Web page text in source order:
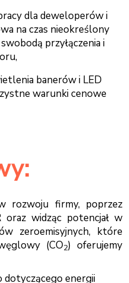
dla deweloperów i
na czas nieokreślony
przyłączenia i
banerów i LED
warunki cenowe
rozwoju firmy, poprzez
oraz widząc potencjał w
zeroemisyjnych, które
(CO2) oferujemy
energii